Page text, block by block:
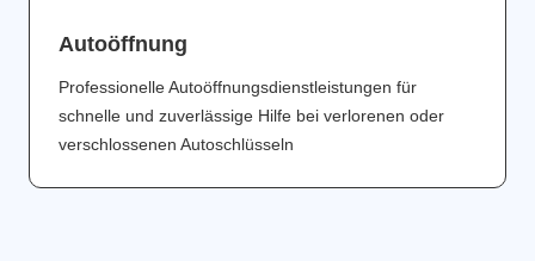
Аutoöffnung
Professionelle Autoöffnungsdienstleistungen für
schnelle und zuverlässige Hilfe bei verlorenen oder
verschlossenen Autoschlüsseln